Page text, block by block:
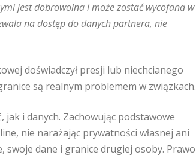
jest dobrowolna i może zostać wycofana w
na dostęp do danych partnera, nie
doświadczył presji lub niechcianego
są realnym problemem w związkach.
jak i danych. Zachowując podstawowe
nie narażając prywatności własnej ani
swoje dane i granice drugiej osoby. Prawo